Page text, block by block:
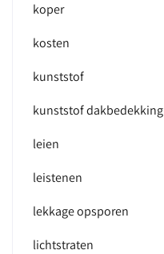
koper
kosten
kunststof
kunststof dakbedekking
leien
leistenen
lekkage opsporen
lichtstraten